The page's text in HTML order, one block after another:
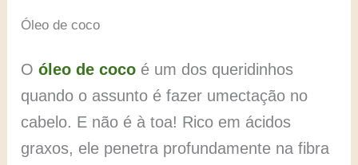
Óleo de coco
Oóleo de coco é um dos queridinhos
quando o assunto é fazer umectação no
cabelo. E não é à toa! Rico em ácidos
graxos, ele penetra profundamente na fibra